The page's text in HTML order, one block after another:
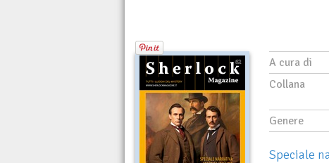
A cura di
Collana
Genere
Speciale